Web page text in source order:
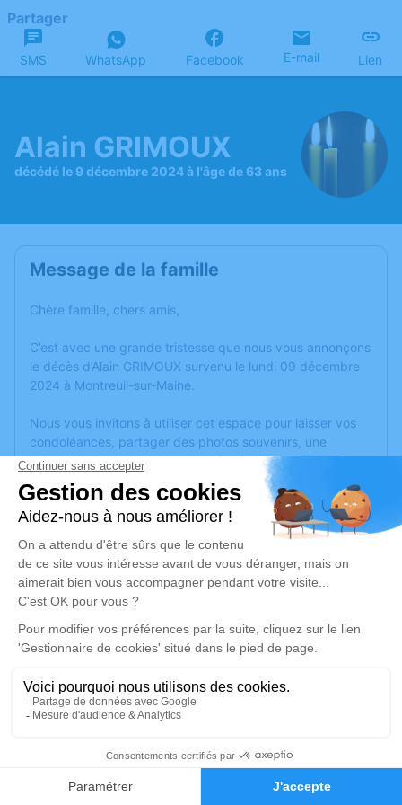
Faire-part Hommages
Partager
SMS WhatsApp Facebook E-mail Lien
Alain GRIMOUX
décédé le 9 décembre 2024 à l'âge de 63 ans
Message de la famille
Chère famille, chers amis,
C’est avec une grande tristesse que nous vous annonçons
le décès d’Alain GRIMOUX survenu le lundi 09 décembre
2024 à Montreuil-sur-Maine.
Nous vous invitons à utiliser cet espace pour laisser vos
condoléances, partager des photos souvenirs, une
anecdote ou exprimer vos pensées à travers des poèmes
ou des textes. Cet endroit est un lieu d'expression dédié à
honorer la mémoire d’Alain GRIMOUX.
Un service de plantation d’arbre hommage estdisponible
vendredi 13 décembre 2024 à 14h30
Crématorium de Montreuil-Juigné
Avenue des Poiriers